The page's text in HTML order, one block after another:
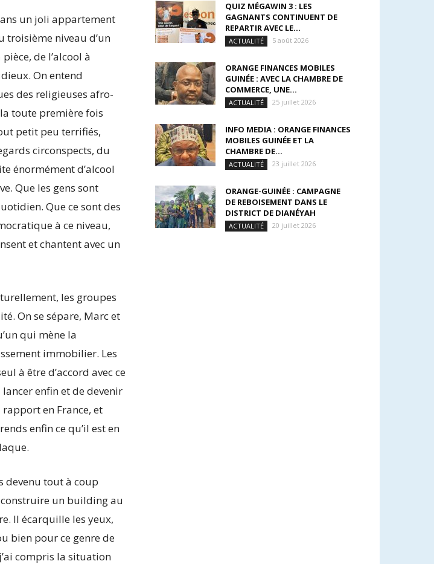
un joli appartement
troisième niveau d’un
de l’alcool à
On entend
des religieuses afro-
la toute première fois
petit peu terrifiés,
circonspects, du
énormément d’alcool
Que les gens sont
Que ce sont des
à ce niveau,
et chantent avec un
les groupes
On se sépare, Marc et
qui mène la
immobilier. Les
à être d’accord avec ce
lancer enfin et de devenir
en France, et
enfin ce qu’il est en
devenu tout à coup
construire un building au
Il écarquille les yeux,
bien pour ce genre de
compris la situation
QUIZ MÉGAWIN 3 : LES
GAGNANTS CONTINUENT DE
REPARTIR AVEC LE...
ACTUALITÉ 5 août 2026
ORANGE FINANCES MOBILES
GUINÉE : AVEC LA CHAMBRE DE
COMMERCE, UNE...
ACTUALITÉ 25 juillet 2026
INFO MEDIA : ORANGE FINANCES
MOBILES GUINÉE ET LA
CHAMBRE DE...
ACTUALITÉ 23 juillet 2026
ORANGE-GUINÉE : CAMPAGNE
DE REBOISEMENT DANS LE
DISTRICT DE DIANÉYAH
ACTUALITÉ 20 juillet 2026